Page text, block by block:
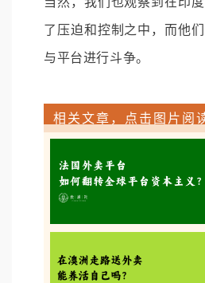
了压迫和控制之中，而他
与平台进行斗争。
相关文章，点击图片阅